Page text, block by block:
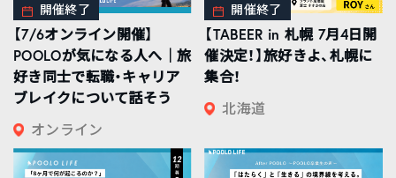
開催終了
【7/6オンライン開催】
POOLOが気になる人へ｜旅
好き同士で転職・キャリア
ブレイクについて話そう
オンライン
開催終了
【TABEER in 札幌 7月4日開
催決定！】旅好きよ、札幌に
集合！
北海道